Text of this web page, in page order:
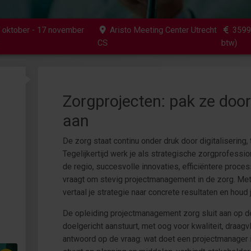
oktober - 17 november
Aristo Meeting Center Utrecht
CS
3599
btw)
Zorgprojecten: pak ze
aan
De zorg staat continu onder druk door
Tegelijkertijd werk je als strategische
de regio, succesvolle innovaties, efficiëntere
vraagt om stevig projectmanagement in de zorg.
vertaal je strategie naar concrete resultaten en
De opleiding projectmanagement zorg sluit aan op
doelgericht aanstuurt, met oog voor kwaliteit,
antwoord op de vraag: wat doet een